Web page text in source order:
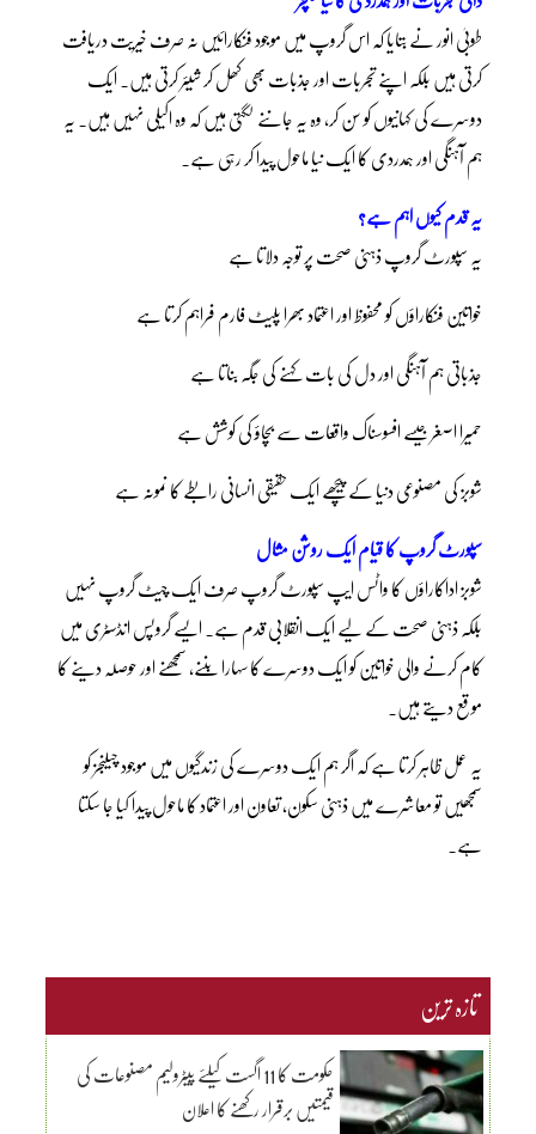
طوبیٰ انور نے بتایا کہ اس گروپ میں موجود فنکارائیں نہ صرف خیریت دریافت
کرتی ہیں بلکہ اپنے تجربات اور جذبات بھی کھل کر شیئر کرتی ہیں۔ ایک
دوسرے کی کہانیوں کو سن کر، وہ یہ جاننے لگتی ہیں کہ وہ اکیلی نہیں ہیں۔ یہ
ہم آہنگی اور ہمدردی کا ایک نیا ماحول پیدا کر رہی ہے۔
یہ قدم کیوں اہم ہے؟
یہ سپورٹ گروپ ذہنی صحت پر توجہ دلاتا ہے
خواتین فنکاراؤں کو محفوظ اور اعتماد بھرا پلیٹ فارم فراہم کرتا ہے
جذباتی ہم آہنگی اور دل کی بات کہنے کی جگہ بناتا ہے
حمیرا اصغر جیسے افسوسناک واقعات سے بچاؤ کی کوشش ہے
شوبز کی مصنوعی دنیا کے پیچھے ایک حقیقی انسانی رابطے کا نمونہ ہے
سپورٹ گروپ کا قیام ایک روشن مثال
شوبز اداکاراؤں کا واٹس ایپ سپورٹ گروپ صرف ایک چیٹ گروپ نہیں
بلکہ ذہنی صحت کے لیے ایک انقلابی قدم ہے۔ ایسے گروپس انڈسٹری میں
کام کرنے والی خواتین کو ایک دوسرے کا سہارا بننے، سمجھنے اور حوصلہ دینے کا
موقع دیتے ہیں۔
یہ عمل ظاہر کرتا ہے کہ اگر ہم ایک دوسرے کی زندگیوں میں موجود چیلنجز کو
سمجھیں تو معاشرے میں ذہنی سکون، تعاون اور اعتماد کا ماحول پیدا کیا جا سکتا
ہے۔
تازہ ترین
حکومت کا 11 اگست کیلئے پیٹرولیم مصنوعات کی
قیمتیں برقرار رکھنے کا اعلان